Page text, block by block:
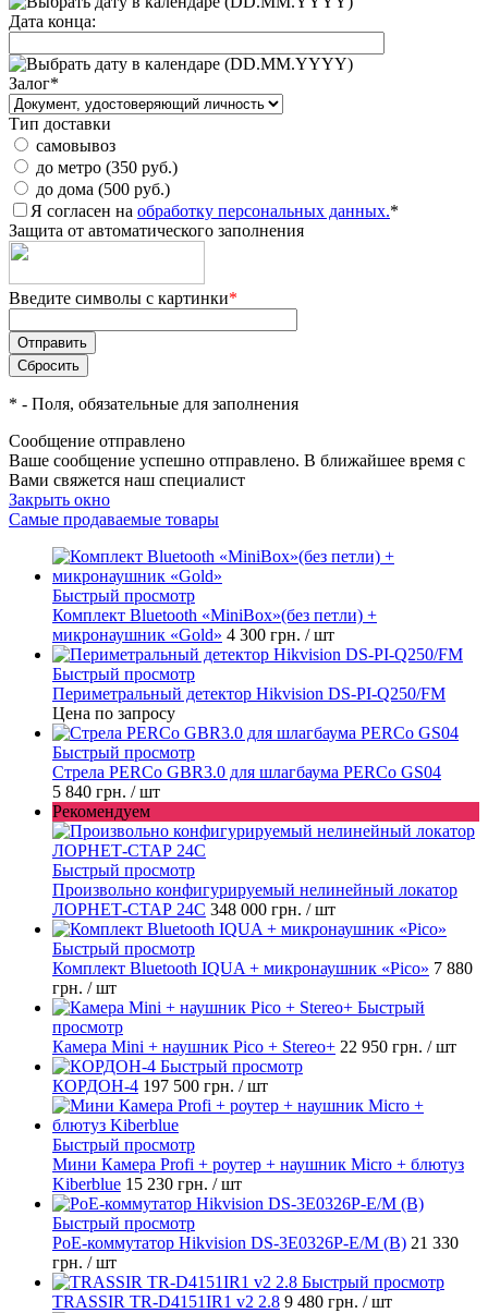
Дата конца:
(DD.MM.YYYY)
Залог*
Тип доставки
самовывоз
до метро (350 руб.)
до дома (500 руб.)
Я согласен на обработку персональных данных.*
Защита от автоматического заполнения
Введите символы с картинки*
* - Поля, обязательные для заполнения
Сообщение отправлено
Ваше сообщение успешно отправлено. В ближайшее время с
Вами свяжется наш специалист
Закрыть окно
Самые продаваемые товары
Быстрый просмотр
Комплект Bluetooth «MiniBox»(без петли) +
микронаушник «Gold» 4 300 грн. / шт
Быстрый просмотр
Периметральный детектор Hikvision DS-PI-Q250/FM
Цена по запросу
Быстрый просмотр
Стрела PERCo GBR3.0 для шлагбаума PERCo GS04
5 840 грн. / шт
Рекомендуем
Быстрый просмотр
Произвольно конфигурируемый нелинейный локатор
ЛОРНЕТ-СТАР 24C 348 000 грн. / шт
Быстрый просмотр
Комплект Bluetooth IQUA + микронаушник «Pico» 7 880
грн. / шт
Быстрый
просмотр
Камера Mini + наушник Pico + Stereo+ 22 950 грн. / шт
Быстрый просмотр
КОРДОН-4 197 500 грн. / шт
Быстрый просмотр
Мини Камера Profi + роутер + наушник Micro + блютуз
Kiberblue 15 230 грн. / шт
Быстрый просмотр
PoE-коммутатор Hikvision DS-3E0326P-E/M (B) 21 330
грн. / шт
Быстрый просмотр
TRASSIR TR-D4151IR1 v2 2.8 9 480 грн. / шт